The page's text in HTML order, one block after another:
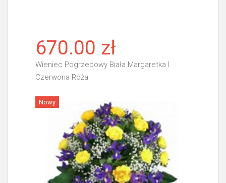
670.00 zł
Wieniec Pogrzebowy Biała Margaretka I
Czerwona Róża
Więcej
Nowy